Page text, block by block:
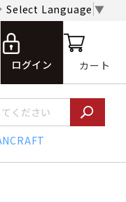
Select Language ▼
ログイン カート